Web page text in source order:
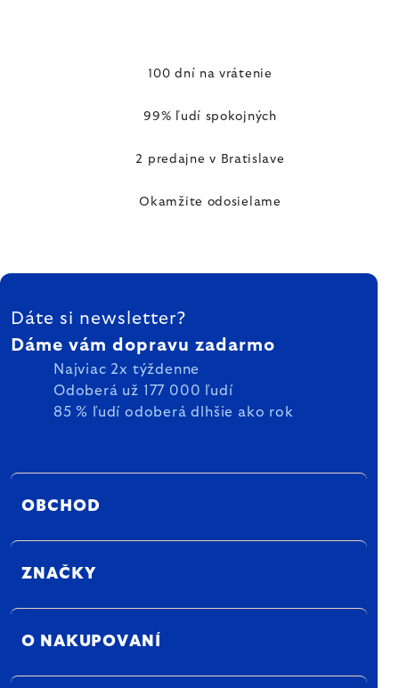
100 dní na vrátenie
99% ľudí spokojných
2 predajne v Bratislave
Okamžite odosielame
ZÁPÄTIE
Dáte si newsletter?
Dáme vám dopravu zadarmo
Najviac 2x týždenne
Odoberá už 177 000 ľudí
85 % ľudí odoberá dlhšie ako rok
OBCHOD
ZNAČKY
O NAKUPOVANÍ